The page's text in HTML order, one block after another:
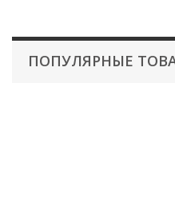
ПОПУЛЯРНЫЕ